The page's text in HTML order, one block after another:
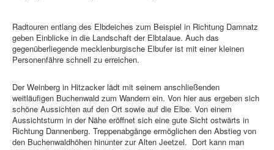
Radtouren entlang des Elbdeiches zum Beispiel in Richtung Damnatz
geben Einblicke in die Landschaft der Elbtalaue. Auch das
gegenüberliegende mecklenburgische Elbufer ist mit einer kleinen
Personenfähre schnell zu erreichen.
Der Weinberg in Hitzacker lädt mit seinem anschließenden
weitläufigen Buchenwald zum Wandern ein. Von hier aus ergeben sich
schöne Aussichten auf den Ort sowie auf die Elbe. Von einem
Aussichtsturm in der Nähe eröffnet sich eine gute Sicht ostwärts in
Richtung Dannenberg. Treppenabgänge ermöglichen den Abstieg von
den Buchenwaldhöhen hinunter zur Alten Jeetzel. Dort kann man